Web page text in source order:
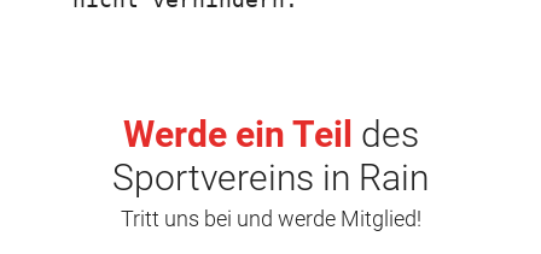
Werde ein Teil des
Sportvereins in Rain
Tritt uns bei und werde Mitglied!